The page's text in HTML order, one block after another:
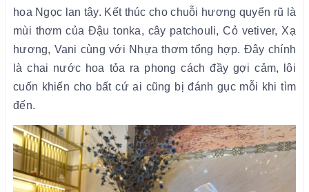
hoa Ngọc lan tây. Kết thúc cho chuỗi hương quyến rũ là
mùi thơm của Đậu tonka, cây patchouli, Cỏ vetiver, Xạ
hương, Vani cùng với Nhựa thơm tổng hợp. Đây chính
là chai nước hoa tỏa ra phong cách đầy gợi cảm, lôi
cuốn khiến cho bất cứ ai cũng bị đánh gục mỗi khi tìm
đến.